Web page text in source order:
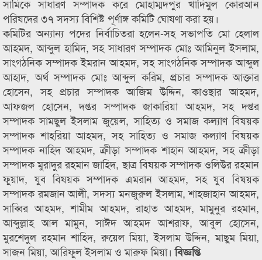
সামিকে সাধারণ সম্পাদক করে মোহাম্মদপুর খাদিমুল কোরআন
পরিষদের ৩৭ সদস্য বিশিষ্ট পূর্ণাঙ্গ কমিটি ঘোষণা করা হয়।
কমিটির অন্যান্য পদের নির্বাচিতরা হলেন-সহ সভাপতি মো হেলাল
আহমদ, আব্দুল হামিদ, সহ সাধারণ সম্পাদক মোঃ আমিনুল ইসলাম,
সাংগঠনিক সম্পাদক ইমরান আহমদ, সহ সাংগঠনিক সম্পাদক আব্দুল
আহাদ, অর্থ সম্পাদক মোঃ আব্দুল করিম, প্রচার সম্পাদক আক্তার
হোসেন, সহ প্রচার সম্পাদক আজিম উদ্দিন, কাওছার আহমদ,
আফজল হোসেন, দপ্তর সম্পাদক জাকারিয়া আহমদ, সহ দপ্তর
সম্পাদক সামছুল ইসলাম জুয়েল, সাহিত্য ও সমাজ কল্যাণ বিষয়ক
সম্পাদক শাহরিয়া আহমদ, সহ সাহিত্য ও সমাজ কল্যাণ বিষয়ক
সম্পাদক নাহিদ আহমদ, ক্রীড়া সম্পাদক শাহান আহমদ, সহ ক্রীড়া
সম্পাদক মুরাদুর রহমান জাহিদ, ছাত্র বিষয়ক সম্পাদক ওলিউর রহমান
ফুয়াদ, যুব বিষয়ক সম্পাদক এমরান আহমদ, সহ যুব বিষয়ক
সম্পাদক রমজান আলী, সদস্য মনজুরুল ইসলাম, শাহজাহান আহমদ,
সাব্বির আহমদ, শামীম আহমদ, রাহাত আহমদ, মামুনুর রহমান,
আব্দুল্লাহ আল মামুন, সাঈদ আহমদ আশরাফ, আবুল হোসেন,
মুরশেদুল রহমান শাহিদ, রুয়েল মিয়া, ইসলাম উদ্দিন, মাছুম মিয়া,
সাজন মিয়া, আরিফুল ইসলাম ও মারুফ মিয়া।বিজ্ঞপ্তি